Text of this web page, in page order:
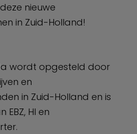
nieuwe
in Zuid-Holland!
wordt opgesteld door
en
in Zuid-Holland en is
EBZ, HI en